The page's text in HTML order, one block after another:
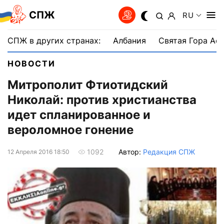
СПЖ RU
СПЖ в других странах: Албания Святая Гора
НОВОСТИ
Митрополит Фтиотидский
Николай: против христианства
идет спланированное и
вероломное гонение
12 Апреля 2016 18:50 1092 Автор: Редакция СПЖ